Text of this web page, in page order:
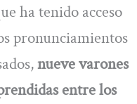
ha tenido acceso
pronunciamientos
nueve varones
entre los